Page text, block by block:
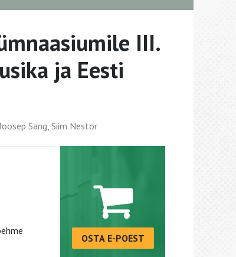
III.
ja Eesti
Sang, Siim Nestor
OSTA E-POEST